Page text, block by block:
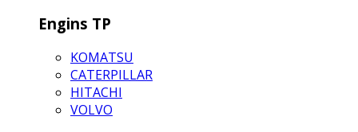
Engins TP
KOMATSU
CATERPILLAR
HITACHI
VOLVO